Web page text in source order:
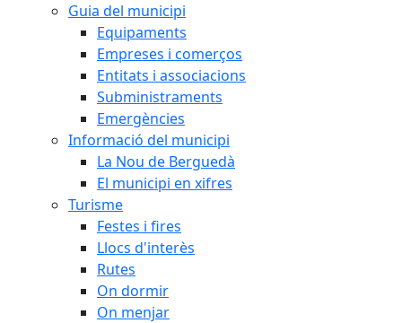
Guia del municipi
Equipaments
Empreses i comerços
Entitats i associacions
Subministraments
Emergències
Informació del municipi
La Nou de Berguedà
El municipi en xifres
Turisme
Festes i fires
Llocs d'interès
Rutes
On dormir
On menjar